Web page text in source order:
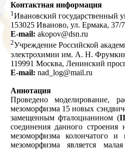
Контактная информация
1Ивановский государственный
153025 Иваново, ул. Ермака, 37/
E-mail: akopov@dsn.ru
2Учреждение Российской
электрохимии им. А. Н.
119991 Москва, Ленинский
E-mail: nad_log@mail.ru
Аннотация
Проведено моделирование,
мезоморфизма 15 новых
замещенным фталоцианином (
соединения данного
мезоморфизма колончатого и
мезоморфизма является